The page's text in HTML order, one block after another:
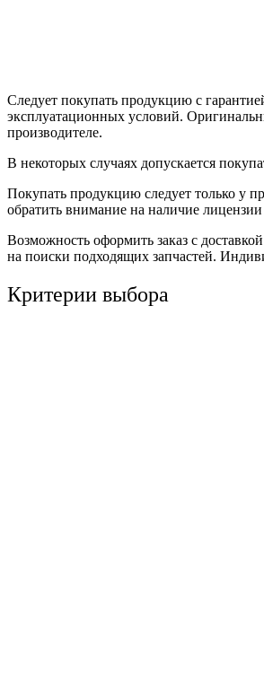
Следует покупать продукцию с
эксплуатационных условий.
производителе.
В некоторых случаях допускается
Покупать продукцию следует только у
обратить внимание на наличие
Возможность оформить заказ с
на поиски подходящих запчастей.
Критерии выбора